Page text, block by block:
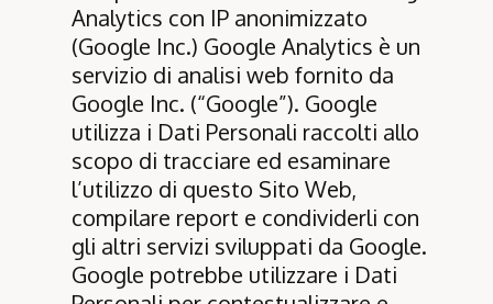
Analytics con IP anonimizzato
(Google Inc.) Google Analytics è un
servizio di analisi web fornito da
Google Inc. (“Google”). Google
utilizza i Dati Personali raccolti allo
scopo di tracciare ed esaminare
l’utilizzo di questo Sito Web,
compilare report e condividerli con
gli altri servizi sviluppati da Google.
Google potrebbe utilizzare i Dati